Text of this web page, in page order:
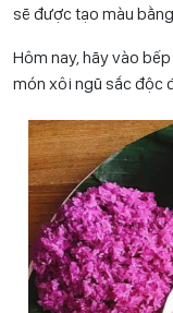
sẽ được tạo màu
Hôm nay, hãy vào
món xôi ngũ sắc độc